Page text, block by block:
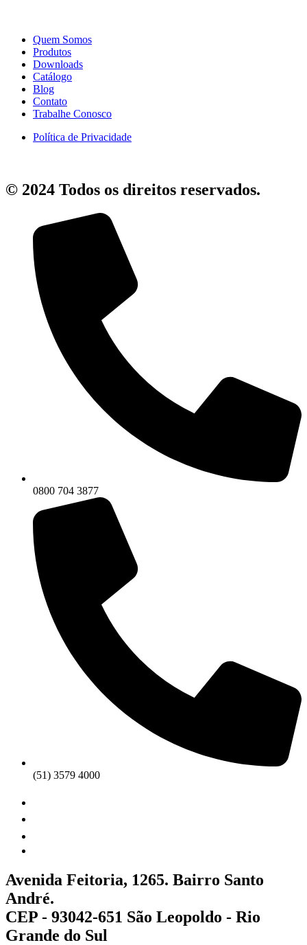
Quem Somos
Produtos
Downloads
Catálogo
Blog
Contato
Trabalhe Conosco
Política de Privacidade
© 2024 Todos os direitos reservados.
0800 704 3877
(51) 3579 4000
Avenida Feitoria, 1265. Bairro Santo
André.
CEP - 93042-651 São Leopoldo - Rio
Grande do Sul